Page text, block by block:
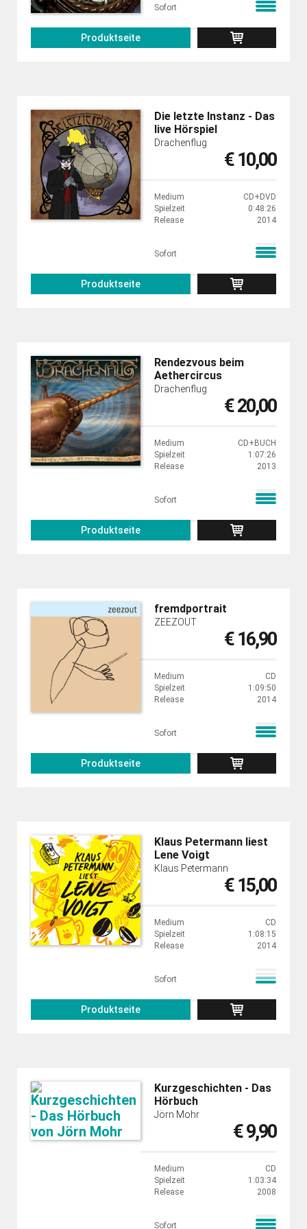
Sofort
Produktseite
Die letzte Instanz - Das
live Hörspiel
Drachenflug
€ 10,00
Medium
CD+DVD
Spielzeit
0:48:26
Release
2014
Sofort
Produktseite
Rendezvous beim
Aethercircus
Drachenflug
€ 20,00
Medium
CD+BUCH
Spielzeit
1:07:26
Release
2013
Sofort
Produktseite
fremdportrait
ZEEZOUT
€ 16,90
Medium
CD
Spielzeit
1:09:50
Release
2014
Sofort
Produktseite
Klaus Petermann liest
Lene Voigt
Klaus Petermann
€ 15,00
Medium
CD
Spielzeit
1:08:15
Release
2014
Sofort
Produktseite
Kurzgeschichten - Das
Hörbuch
Jörn Mohr
€ 9,90
Medium
CD
Spielzeit
1:03:34
Release
2008
Sofort